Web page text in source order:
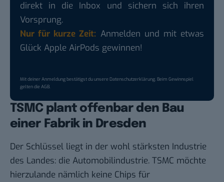
direkt in die Inbox und sichern sich ihren
Vorsprung.
Nur für kurze Zeit: Anmelden und mit etwas
Glück Apple AirPods gewinnen!
Mit deiner Anmeldung bestätigst du unsereDatenschutzerklärung. Beim Gewinnspiel
gelten dieAGB.
TSMC plant offenbar den Bau
einer Fabrik in Dresden
Der Schlüssel liegt in der wohl stärksten Industrie
des Landes: die Automobilindustrie. TSMC möchte
hierzulande nämlich keine Chips für